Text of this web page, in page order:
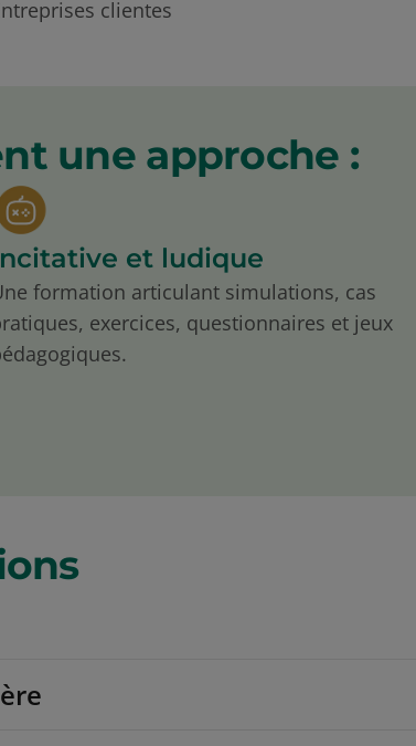
clientes
une approche :
et ludique
formation articulant simulations, cas
exercices, questionnaires et jeux